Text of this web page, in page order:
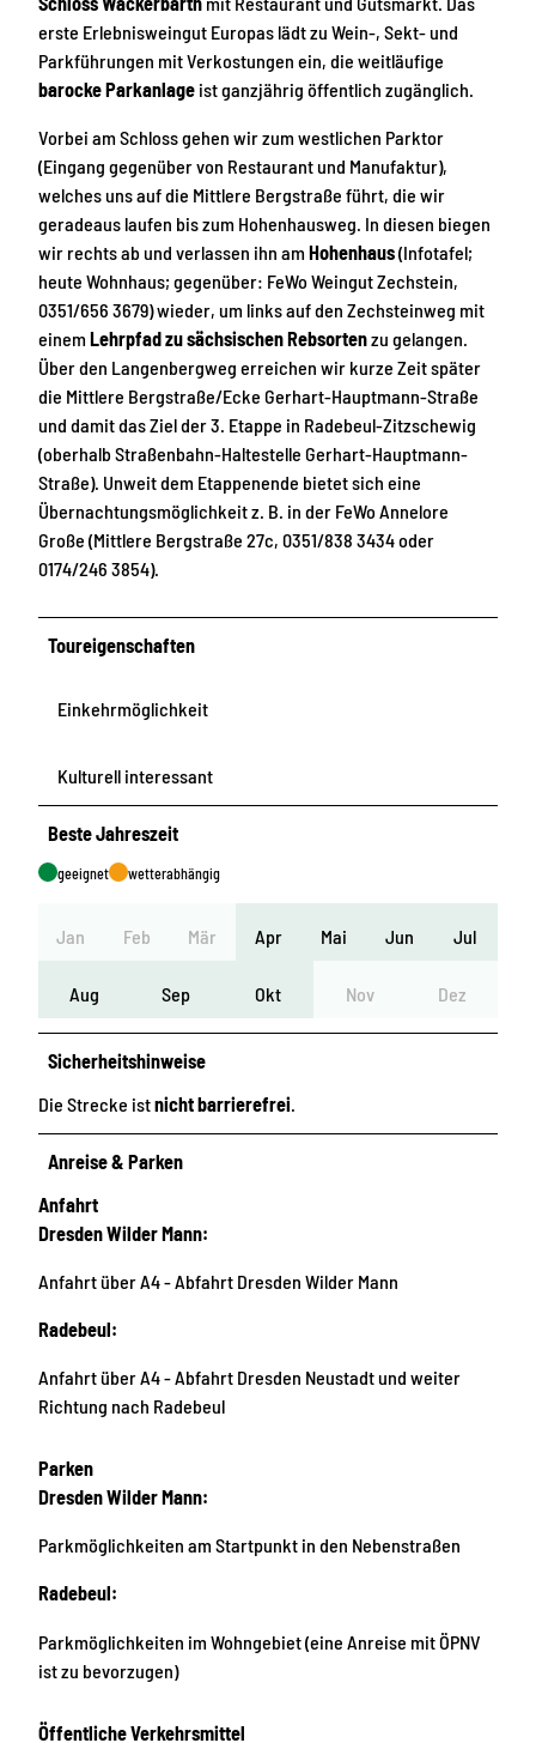
erste Erlebnisweingut Europas lädt zu Wein-, Sekt- und
Parkführungen mit Verkostungen ein, die weitläufige
barocke Parkanlage ist ganzjährig öffentlich zugänglich.
Vorbei am Schloss gehen wir zum westlichen Parktor
(Eingang gegenüber von Restaurant und Manufaktur),
welches uns auf die Mittlere Bergstraße führt, die wir
geradeaus laufen bis zum Hohenhausweg. In diesen biegen
wir rechts ab und verlassen ihn am Hohenhaus(Infotafel;
heute Wohnhaus; gegenüber: FeWo Weingut Zechstein,
0351/656 3679) wieder, um links auf den Zechsteinweg mit
einem Lehrpfad zu sächsischen Rebsortenzu gelangen.
Über den Langenbergweg erreichen wir kurze Zeit später
die Mittlere Bergstraße/Ecke Gerhart-Hauptmann-Straße
und damit das Ziel der 3. Etappe in Radebeul-Zitzschewig
(oberhalb Straßenbahn-Haltestelle Gerhart-Hauptmann-
Straße). Unweit dem Etappenende bietet sich eine
Übernachtungsmöglichkeit z. B. in der FeWo Annelore
Große (Mittlere Bergstraße 27c, 0351/838 3434 oder
0174/246 3854).
Toureigenschaften
Einkehrmöglichkeit
Kulturell interessant
Beste Jahreszeit
geeignet wetterabhängig
Jan Feb Mär Apr Mai Jun Jul
Aug Sep Okt Nov Dez
Sicherheitshinweise
Die Strecke istnicht barrierefrei
Anreise & Parken
Anfahrt
Dresden Wilder Mann:
Anfahrt über A4 - Abfahrt Dresden Wilder Mann
Radebeul:
Anfahrt über A4 - Abfahrt Dresden Neustadt und weiter
Richtung nach Radebeul
Parken
Dresden Wilder Mann:
Parkmöglichkeiten am Startpunkt in den Nebenstraßen
Radebeul:
Parkmöglichkeiten im Wohngebiet (eine Anreise mit ÖPNV
ist zu bevorzugen)
Öffentliche Verkehrsmittel